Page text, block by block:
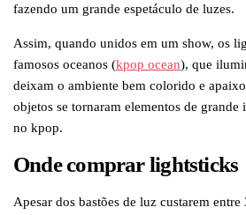
fazendo um grande espetáculo de luzes.
Assim, quando unidos em um show, os
famosos oceanos (kpop ocean), que
deixam o ambiente bem colorido e
objetos se tornaram elementos de
no kpop.
Onde comprar lightsticks
Apesar dos bastões de luz custarem entre